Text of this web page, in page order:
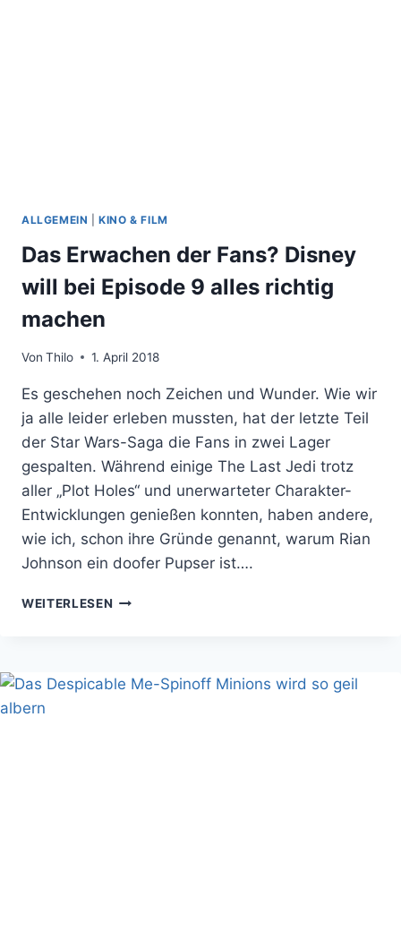
ALLGEMEIN |KINO & FILM
Das Erwachen der Fans? Disney
will bei Episode 9 alles richtig
machen
Von Thilo 1. April 2018
Es geschehen noch Zeichen und Wunder. Wie wir
ja alle leider erleben mussten, hat der letzte Teil
der Star Wars-Saga die Fans in zwei Lager
gespalten. Während einige The Last Jedi trotz
aller „Plot Holes“ und unerwarteter Charakter-
Entwicklungen genießen konnten, haben andere,
wie ich, schon ihre Gründe genannt, warum Rian
Johnson ein doofer Pupser ist….
WEITERLESEN DAS
WILL